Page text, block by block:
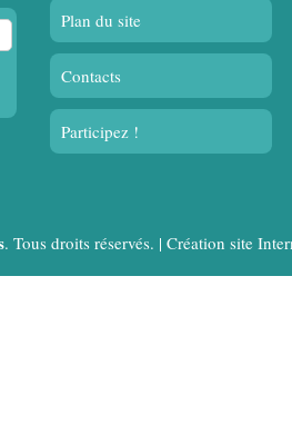
Plan du site
Contacts
Participez !
. Tous droits réservés. | Création site